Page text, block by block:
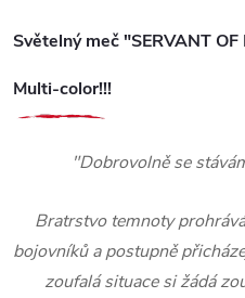
Světelný meč "SERVANT
Multi-color!!!
"Dobrovolně se
Bratrstvo temnoty
bojovníků a postupně
zoufalá situace si žádá